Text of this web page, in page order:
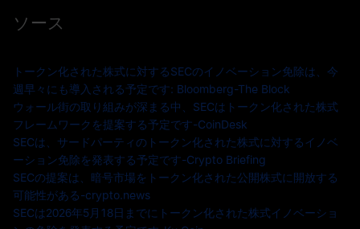
ソース
トークン化された株式に対するSECのイノベーション免除は、今
週早々にも導入される予定です: Bloomberg-The Block
ウォール街の取り組みが深まる中、SECはトークン化された株式
フレームワークを提案する予定です-CoinDesk
SECは、サードパーティのトークン化された株式に対するイノベ
ーション免除を発表する予定です-Crypto Briefing
SECの提案は、暗号市場をトークン化された公開株式に開放する
可能性がある-crypto.news
SECは2026年5月18日までにトークン化された株式イノベーショ